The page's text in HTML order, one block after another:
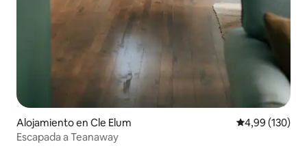
Alojamiento en Cle Elum Calificación
4,99 (130)
Escapada a Teanaway